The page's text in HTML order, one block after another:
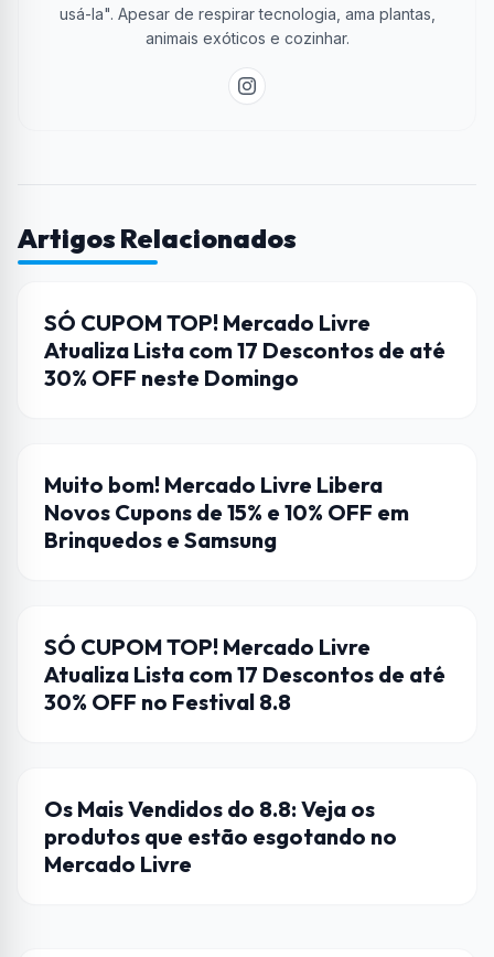
usá-la". Apesar de respirar tecnologia, ama plantas,
animais exóticos e cozinhar.
Artigos Relacionados
CUPONS DE DESCONTO
SÓ CUPOM TOP! Mercado Livre
Atualiza Lista com 17 Descontos de até
30% OFF neste Domingo
CUPONS DE DESCONTO
Muito bom! Mercado Livre Libera
Novos Cupons de 15% e 10% OFF em
Brinquedos e Samsung
CUPONS DE DESCONTO
SÓ CUPOM TOP! Mercado Livre
Atualiza Lista com 17 Descontos de até
30% OFF no Festival 8.8
DICAS
Os Mais Vendidos do 8.8: Veja os
produtos que estão esgotando no
Mercado Livre